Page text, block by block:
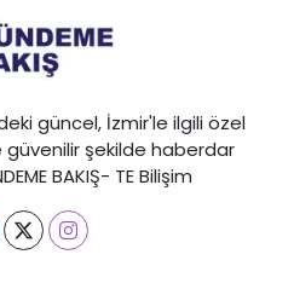
güncel, İzmir'le ilgili özel
şekilde haberdar
BAKIŞ- TE Bilişim